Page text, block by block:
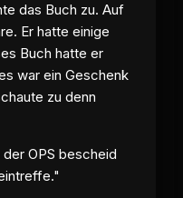
das Buch zu. Auf
Er hatte einige
Buch hatte er
war ein Geschenk
zu denn
OPS bescheid